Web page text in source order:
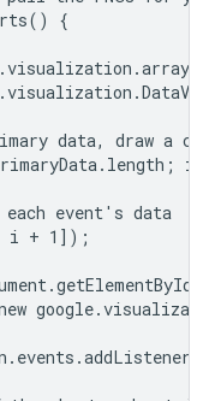
{
data, draw a
each event's data
i + 1]);